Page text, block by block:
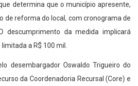
determina que o município apresente,
de reforma do local, com cronograma de
descumprimento da medida implicará
a R$ 100 mil.
desembargador Oswaldo Trigueiro do
da Coordenadoria Recursal (Core) e